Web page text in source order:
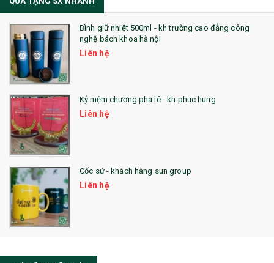
Bình giữ nhiệt 500ml - kh trường cao đẳng công
nghệ bách khoa hà nội
Liên hệ
Kỷ niệm chương pha lê - kh phuc hung
Liên hệ
Cốc sứ - khách hàng sun group
Liên hệ